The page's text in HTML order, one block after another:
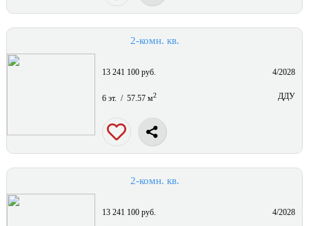
2-комн. кв.
13 241 100 руб. 4/2028
6 эт. / 57.57 м2 ДДУ
2-комн. кв.
13 241 100 руб. 4/2028